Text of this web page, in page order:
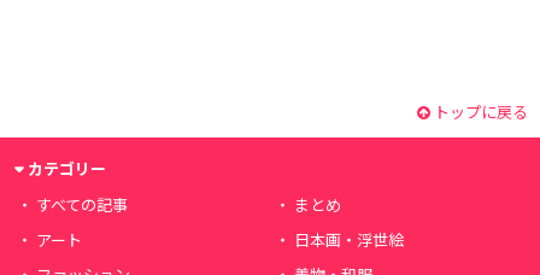
トップに戻る
カテゴリー
すべての記事
まとめ
アート
日本画・浮世絵